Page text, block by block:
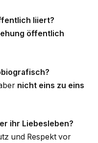
liiert?
öffentlich
nicht eins zu eins
ihr Liebesleben?
und Respekt vor